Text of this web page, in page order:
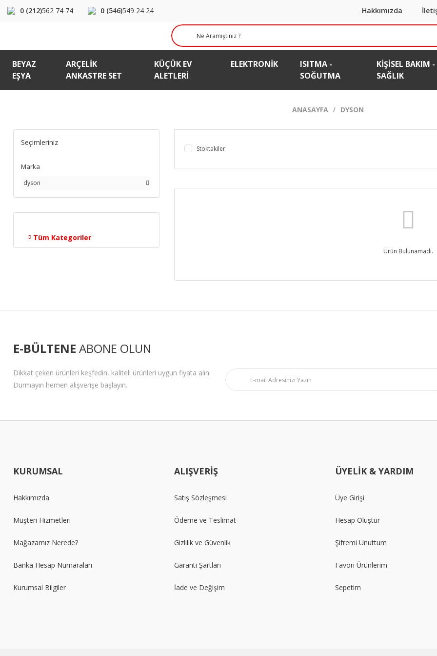
0 (212)562 74 74 0 (546)549 24 24 Hakkımızda
BEYAZ
EŞYA
ARÇELIK
ANKASTRE SET
KÜÇÜK EV
ALETLERI
ELEKTRONIK
ISITMA -
SOĞUTMA
KIŞISEL BAKIM -
SAĞLIK
ANASAYFA DYSON
Seçimleriniz
Marka
dyson
Tüm Kategoriler
Stoktakiler
Ürün Bulunamadı.
E-BÜLTENE ABONE OLUN
Dikkat çeken ürünleri keşfedin, kaliteli ürünleri uygun fiyata alın.
Durmayın hemen alışverişe başlayın.
KURUMSAL
Hakkımızda
Müşteri Hizmetleri
Mağazamız Nerede?
Banka Hesap Numaraları
Kurumsal Bilgiler
ALIŞVERİŞ
Satış Sözleşmesi
Ödeme ve Teslimat
Gizlilik ve Güvenlik
Garanti Şartları
İade ve Değişim
ÜYELİK & YARDIM
Üye Girişi
Hesap Oluştur
Şifremi Unuttum
Favori Ürünlerim
Sepetim